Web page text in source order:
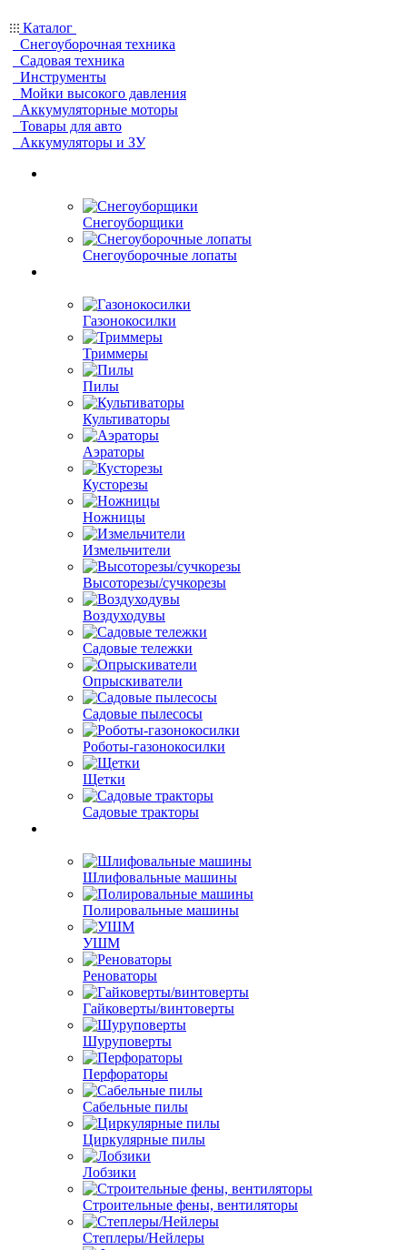
Каталог
Снегоуборочная техника
Садовая техника
Инструменты
Мойки высокого давления
Аккумуляторные моторы
Товары для авто
Аккумуляторы и ЗУ
Снегоуборщики
Снегоуборочные лопаты
Газонокосилки
Триммеры
Пилы
Культиваторы
Аэраторы
Кусторезы
Ножницы
Измельчители
Высоторезы/сучкорезы
Воздуходувы
Садовые тележки
Опрыскиватели
Садовые пылесосы
Роботы-газонокосилки
Щетки
Садовые тракторы
Шлифовальные машины
Полировальные машины
УШМ
Реноваторы
Гайковерты/винтоверты
Шуруповерты
Перфораторы
Сабельные пилы
Циркулярные пилы
Лобзики
Строительные фены, вентиляторы
Степлеры/Нейлеры